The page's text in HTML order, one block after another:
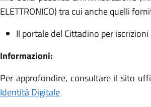
ELETTRONICO) tra cui anche quelli
Il portale del Cittadino per
Informazioni:
Per approfondire, consultare il sito
Identità Digitale